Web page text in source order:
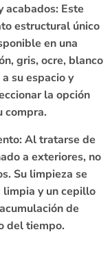
acabados: Este
estructural único
en una
gris, ocre, blanco
su espacio y
la opción
compra.
Al tratarse de
a exteriores, no
Su limpieza se
limpia y un cepillo
de
del tiempo.